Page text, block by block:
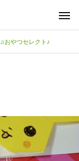
♫おやつセレクト♪